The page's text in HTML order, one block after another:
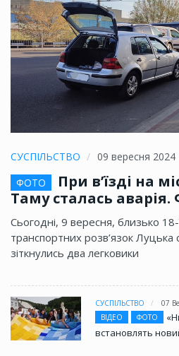
СУСПІЛЬСТВО
09 вересня 2024
ФОТО
При в’їзді на
Таму сталась
Сьогодні, 9 вересня, близько 18-
транспортних розв’язок
зіткнулись два легковики
СУСПІЛЬСТВО
07
ВІДЕО
ФОТО
встановлять